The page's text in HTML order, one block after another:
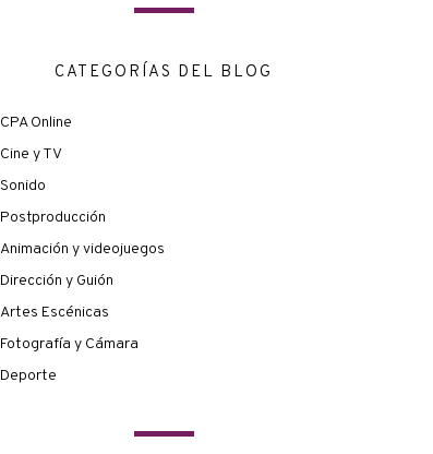
CATEGORÍAS DEL BLOG
CPA Online
Cine y TV
Sonido
Postproducción
Animación y videojuegos
Dirección y Guión
Artes Escénicas
Fotografía y Cámara
Deporte